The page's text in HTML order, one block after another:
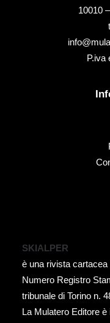
10010
P.iva
SKIALPER
è una rivista
Numero Registro
tribunale di Torino n.
La Mulatero Editore